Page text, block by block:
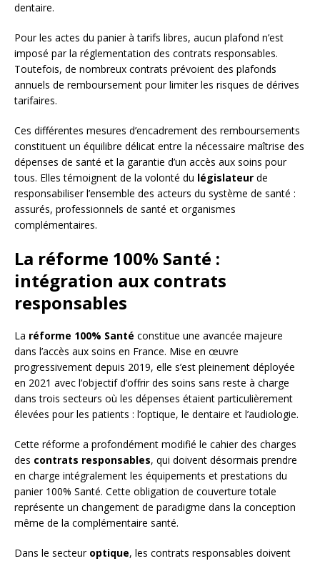
dentaire.
Pour les actes du panier à tarifs libres, aucun plafond n’est
imposé par la réglementation des contrats responsables.
Toutefois, de nombreux contrats prévoient des plafonds
annuels de remboursement pour limiter les risques de dérives
tarifaires.
Ces différentes mesures d’encadrement des remboursements
constituent un équilibre délicat entre la nécessaire maîtrise des
dépenses de santé et la garantie d’un accès aux soins pour
tous. Elles témoignent de la volonté du législateur de
responsabiliser l’ensemble des acteurs du système de santé :
assurés, professionnels de santé et organismes
complémentaires.
La réforme 100% Santé :
intégration aux contrats
responsables
La réforme 100% Santé constitue une avancée majeure
dans l’accès aux soins en France. Mise en œuvre
progressivement depuis 2019, elle s’est pleinement déployée
en 2021 avec l’objectif d’offrir des soins sans reste à charge
dans trois secteurs où les dépenses étaient particulièrement
élevées pour les patients : l’optique, le dentaire et l’audiologie.
Cette réforme a profondément modifié le cahier des charges
des contrats responsables, qui doivent désormais prendre
en charge intégralement les équipements et prestations du
panier 100% Santé. Cette obligation de couverture totale
représente un changement de paradigme dans la conception
même de la complémentaire santé.
Dans le secteur optique, les contrats responsables doivent